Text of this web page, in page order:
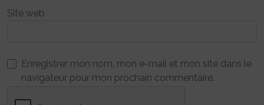
Site web
Enregistrer mon nom, mon e-mail et mon site dans le
navigateur pour mon prochain commentaire.